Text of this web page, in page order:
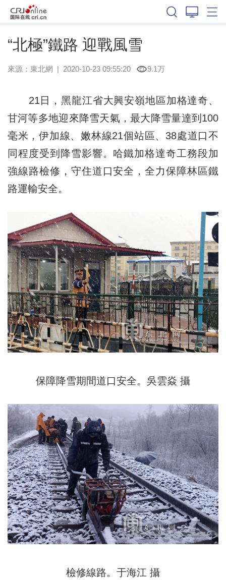
“北極”鐵路 迎戰風雪
來源： 東北網 | 2020-10-23 09:55:20 9.1万
21日，黑龍江省大興安嶺地區加格達奇、
甘河等多地迎來降雪天氣，最大降雪量達到100
毫米，伊加線、嫩林線21個站區、38處道口不
同程度受到降雪影響。哈鐵加格達奇工務段加
強線路檢修，守住道口安全，全力保障林區鐵
路運輸安全。
保障降雪期間道口安全。吳雲焱 攝
檢修線路。于海江 攝